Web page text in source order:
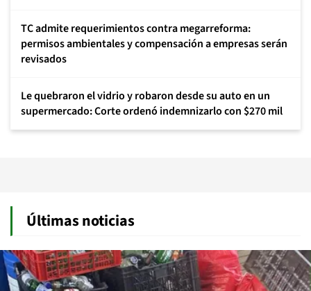
TC admite requerimientos contra megarreforma:
permisos ambientales y compensación a empresas serán
revisados
Le quebraron el vidrio y robaron desde su auto en un
supermercado: Corte ordenó indemnizarlo con $270 mil
Últimas noticias